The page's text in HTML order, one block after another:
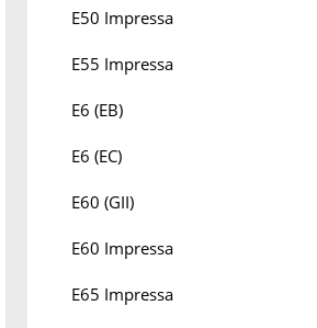
E50 Impressa
E55 Impressa
E6 (EB)
E6 (EC)
E60 (GII)
E60 Impressa
E65 Impressa